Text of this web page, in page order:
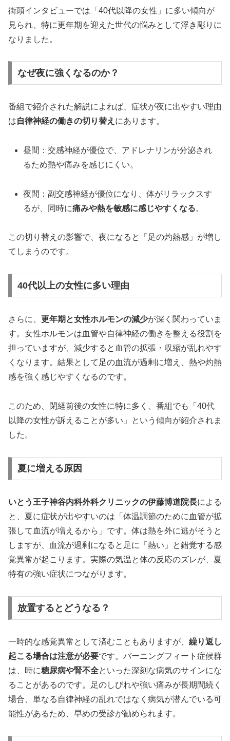
街頭インタビューでは「40代以降の女性」に多い傾向が
見られ、特に更年期を迎えた世代の悩みとして浮き彫りに
なりました。
なぜ夜に強くなるのか？
番組で紹介された解説によれば、症状が夜に出やすい理由
は自律神経の働きの切り替え にあります。
昼間：交感神経が優位で、アドレナリンが分泌され
るため熱や痛みを感じにくい。
夜間：副交感神経が優位になり、体がリラックスす
るが、同時に痛みや熱を敏感に感じやすくなる。
この切り替えの影響で、夜になると「足の灼熱感」が増し
てしまうのです。
40代以上の女性に多い理由
さらに、 更年期と女性ホルモンの減少が深く関わっていま
す。女性ホルモンは血管や自律神経の働きを整える役割を
担っていますが、減少すると血管の拡張・収縮が乱れやす
くなります。結果として足の血流が過剰に増え、熱や灼熱
感を強く感じやすくなるのです。
このため、閉経前後の女性に特に多く、番組でも「40代
以降の女性が訴えることが多い」という傾向が紹介されま
した。
夏に増える原因
いとう王子神谷内科外科クリニックの伊藤博道院長による
と、夏に症状が出やすいのは「体温調節のために血管が拡
張して血流が増えるから」です。体は熱を外に逃がそうと
しますが、血流が過剰になると足に「熱い」と錯覚する感
覚異常が起こります。実際の気温と体の反応のズレが、夏
特有の強い症状につながります。
放置するとどうなる？
一時的な感覚異常として済むこともありますが、 繰り返し
起こる場合は注意が必要です。バーニングフィート症候群
は、時に糖尿病や腎不全といった深刻な病気のサインにな
ることがあるのです。足のしびれや強い痛みが長期間続く
場合、単なる自律神経の乱れではなく病気が潜んでいる可
能性があるため、早めの受診が勧められます。